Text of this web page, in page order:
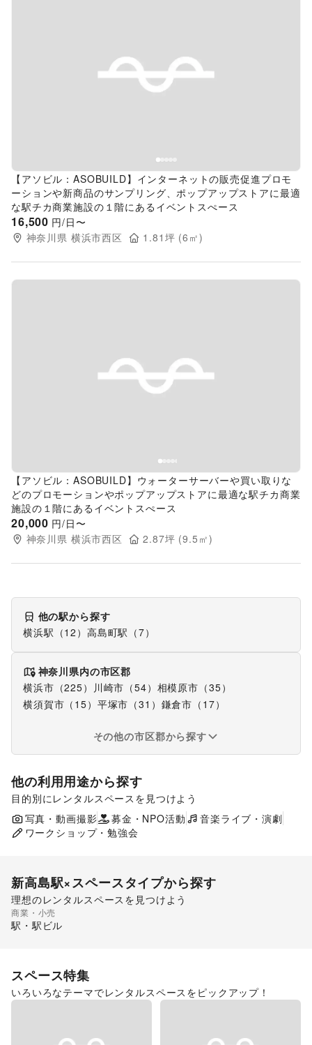
Previous slide
【アソビル：ASOBUILD】インターネットの販売促進プロモ
ーションや新商品のサンプリング、ポップアップストアに最適
な駅チカ商業施設の１階にあるイベントスぺース
16,500 円/日〜
神奈川県 横浜市西区 1.81 坪 (6 ㎡)
Previous slide
【アソビル：ASOBUILD】ウォーターサーバーや買い取りな
どのプロモーションやポップアップストアに最適な駅チカ商業
施設の１階にあるイベントスぺース
20,000 円/日〜
神奈川県 横浜市西区 2.87坪 (9.5 ㎡)
他の駅から探す
横浜駅（12） 高島町駅（7）
神奈川県内の市区郡
横浜市（225） 川崎市（54） 相模原市（35）
横須賀市（15） 平塚市（31） 鎌倉市（17）
その他の市区郡から探す
他の利用用途から探す
目的別にレンタルスペースを見つけよう
食品販売
販促イベント 展示会・個展
写真・動画撮影 募金・NPO活動
音楽ライブ・演劇
ワークショップ・勉強会
新高島駅×スペースタイプから探す
理想のレンタルスペースを見つけよう
ギャラリー・貸し画廊
商業・小売
駅・駅ビル
スペース特集
いろいろなテーマでレンタルスペースをピックアップ！